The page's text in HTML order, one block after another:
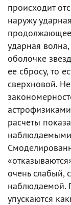
происходит
наружу
продолжающее
ударная
оболочке
ее сбросу, то
сверхновой.
расчеты
очень слабый,
наблюдаемой.
упускаются